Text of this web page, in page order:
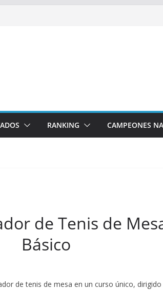
RANKING CAMPEONES
de Tenis de
Básico
de tenis de mesa en un curso único,